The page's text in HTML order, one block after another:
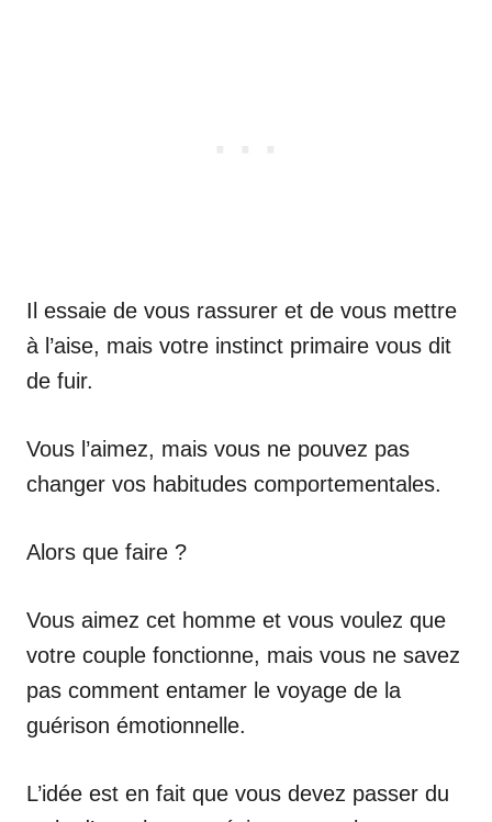
Il essaie de vous rassurer et de vous mettre
à l’aise, mais votre instinct primaire vous dit
de fuir.
Vous l’aimez, mais vous ne pouvez pas
changer vos habitudes comportementales.
Alors que faire ?
Vous aimez cet homme et vous voulez que
votre couple fonctionne, mais vous ne savez
pas comment entamer le voyage de la
guérison émotionnelle.
L’idée est en fait que vous devez passer du